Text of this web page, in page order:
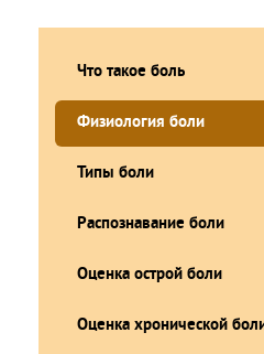
Что такое боль
Физиология боли
Типы боли
Распознавание боли
Оценка острой боли
Оценка хронической